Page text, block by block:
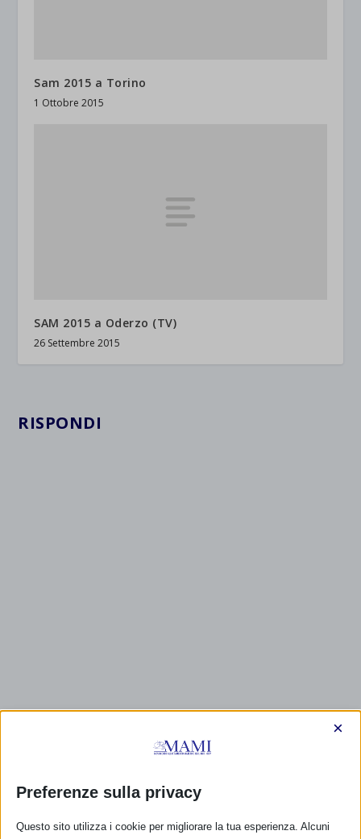
Sam 2015 a Torino
1 Ottobre 2015
SAM 2015 a Oderzo (TV)
26 Settembre 2015
RISPONDI
CALENDARIO EVENTI
Preferenze sulla privacy
×
Questo sito utilizza i cookie per migliorare la tua esperienza. Alcuni